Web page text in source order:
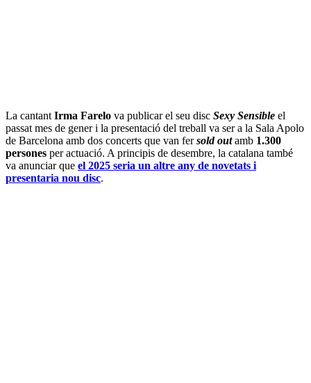
La cantant Irma Farelo va publicar el seu disc Sexy Sensible el
passat mes de gener i la presentació del treball va ser a la Sala Apolo
de Barcelona amb dos concerts que van fersold outamb 1.300
persones per actuació. A principis de desembre, la catalana també
va anunciar que el 2025 seria un altre any de novetats i
presentaria nou disc.